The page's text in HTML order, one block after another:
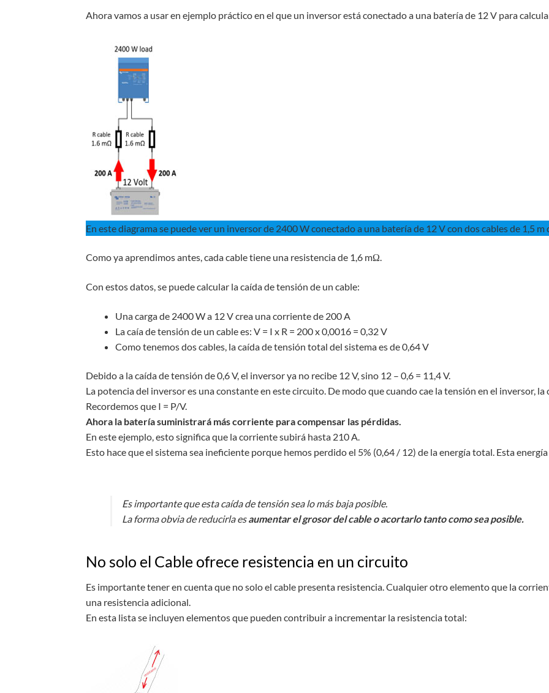
Ahora vamos a usar en ejemplo práctico en el que un inversor está conectado a una batería de 12 V para
En este diagrama se puede ver un inversor de 2400 W conectado a una batería de 12 V con dos cables de 1,5 m
Como ya aprendimos antes, cada cable tiene una resistencia de 1,6 mΩ.
Con estos datos, se puede calcular la caída de tensión de un cable:
Una carga de 2400 W a 12 V crea una corriente de 200 A
La caía de tensión de un cable es: V = I x R = 200 x 0,0016 = 0,32 V
Como tenemos dos cables, la caída de tensión total del sistema es de 0,64 V
Debido a la caída de tensión de 0,6 V, el inversor ya no recibe 12 V, sino 12 – 0,6 = 11,4 V.
La potencia del inversor es una constante en este circuito. De modo que cuando cae la tensión en el inversor,
Recordemos que I = P/V.
Ahora la batería suministrará más corriente para compensar las pérdidas.
En este ejemplo, esto significa que la corriente subirá hasta 210 A.
Esto hace que el sistema sea ineficiente porque hemos perdido el 5% (0,64 / 12) de la energía total. Esta
Es importante que esta caída de tensión sea lo más baja posible.
La forma obvia de reducirla esaumentar el grosor del cable o acortarlo tanto como sea posible.
No solo el Cable ofrece resistencia en un circuito
Es importante tener en cuenta que no solo el cable presenta resistencia. Cualquier otro elemento que la
una resistencia adicional.
En esta lista se incluyen elementos que pueden contribuir a incrementar la resistencia total: